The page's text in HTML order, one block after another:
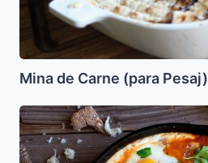
Mina de Carne (para Pesaj)
Shakshuka
Huevos
con